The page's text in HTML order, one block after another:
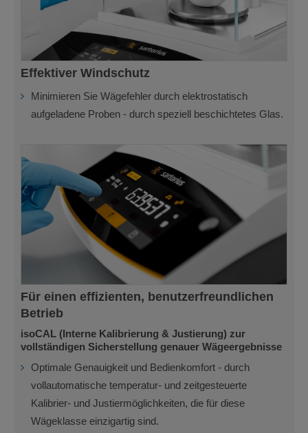
Effektiver Windschutz
Minimieren Sie Wägefehler durch elektrostatisch
aufgeladene Proben - durch speziell beschichtetes Glas.
Für einen effizienten, benutzerfreundlichen
Betrieb
isoCAL (Interne Kalibrierung & Justierung) zur
vollständigen Sicherstellung genauer Wägeergebnisse
Optimale Genauigkeit und Bedienkomfort - durch
vollautomatische temperatur- und zeitgesteuerte
Kalibrier- und Justiermöglichkeiten, die für diese
Wägeklasse einzigartig sind.